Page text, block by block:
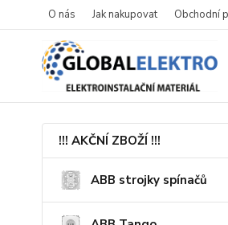
O nás Jak nakupovat Obchodní
!!! AKČNÍ ZBOŽÍ !!!
ABB strojky spínačů